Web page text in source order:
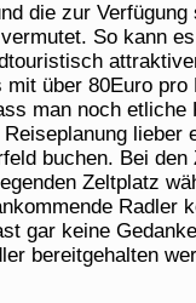
die zur
So kann
über 80Euro
man noch
lieber
buchen. Bei
Zeltplatz
Radler
gar keine
bereitgehalten